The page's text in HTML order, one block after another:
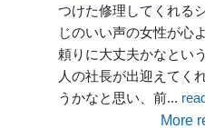
つけた修理してくれる
じのいい声の女性が心
頼りに大丈夫かなとい
人の社長が出迎えてく
うかなと思い、前...
More